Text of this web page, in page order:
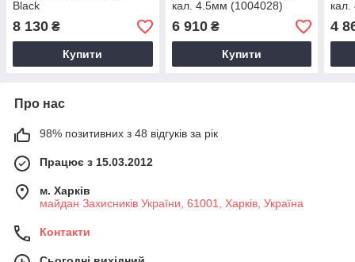
Black
8 130 ₴
Купити
кал. 4.5мм (1004028)
6 910₴
Купити
4
Про нас
98% позитивних з 48 відгуків за рік
Працює з 15.03.2012
м. Харків
майдан Захисників України, 61001, Харків, Україна
Контакти